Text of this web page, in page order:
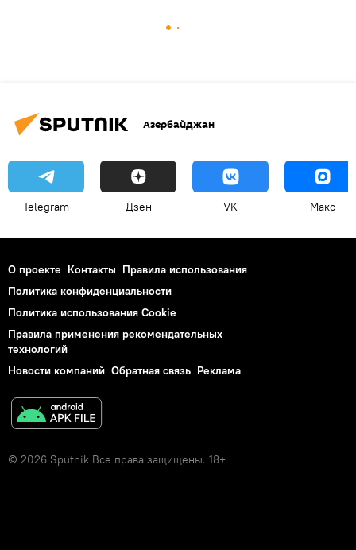
Азербайджан
Telegram Дзен VK Макс
О проекте Контакты Правила использования
Политика конфиденциальности
Политика использования Cookie
Правила применения рекомендательных
технологий
Новости компаний Обратная связь Реклама
© 2026 Sputnik Все права защищены. 18+